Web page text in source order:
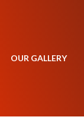
OUR GALLERY